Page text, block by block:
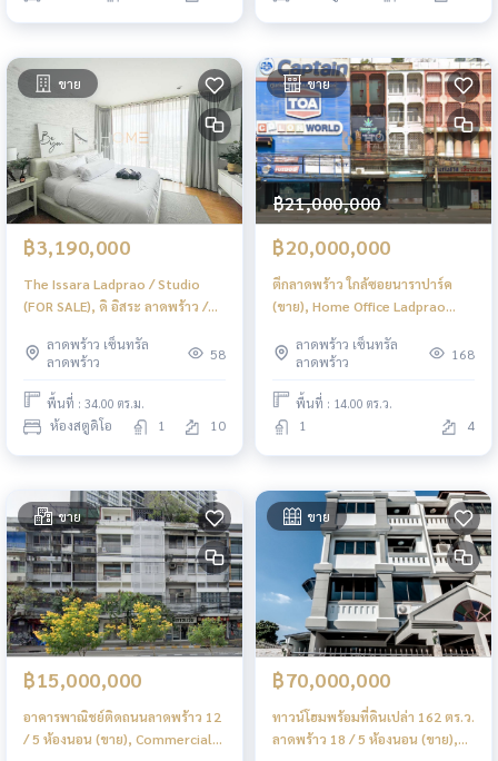
ขาย
฿3,190,000
The Issara Ladprao / Studio
(FOR SALE), ดิ อิสระ ลาดพร้าว /
ลาดพร้าว เซ็นทรัล
ลาดพร้าว
58
พื้นที่ : 34.00 ตร.ม.
ห้องสตูดิโอ 1 10
ขาย
฿21,000,000
฿20,000,000
ตึกลาดพร้าว ใกล้ซอยนาราปาร์ค
(ขาย), Home Office Ladprao
TPM407
ลาดพร้าว เซ็นทรัล
ลาดพร้าว
168
พื้นที่ : 14.00 ตร.ว.
1 4
ขาย
฿15,000,000
อาคารพาณิชย์ติดถนนลาดพร้าว 12
/ 5 ห้องนอน (ขาย), Commercial
ขาย
฿70,000,000
ทาวน์โฮมพร้อมที่ดินเปล่า 162 ตร.ว.
ลาดพร้าว 18 / 5 ห้องนอน (ขาย),